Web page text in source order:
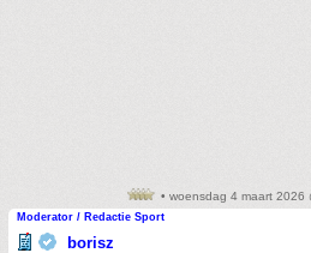
• woensdag 4 maart 2026
Moderator / Redactie Sport
borisz